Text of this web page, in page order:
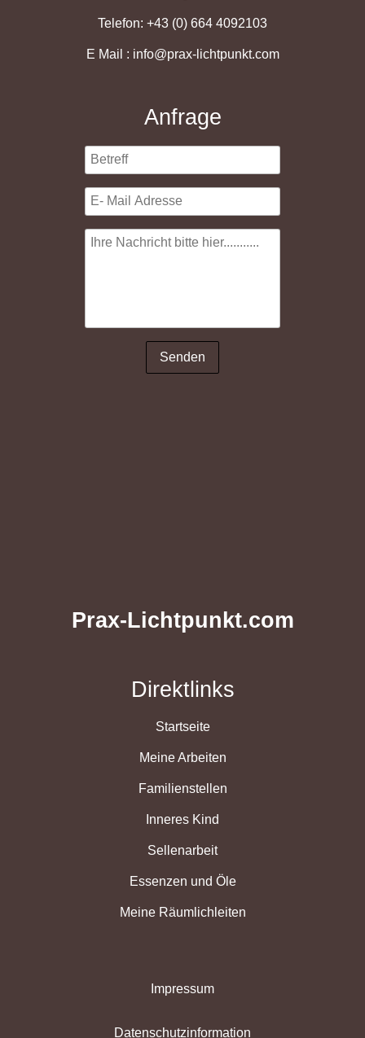
Telefon: +43 (0) 664 4092103
E Mail : info@prax-lichtpunkt.com
Anfrage
Senden
Prax-Lichtpunkt.com
Direktlinks
Startseite
Meine Arbeiten
Familienstellen
Inneres Kind
Sellenarbeit
Essenzen und Öle
Meine Räumlichleiten
Impressum
Datenschutzinformation